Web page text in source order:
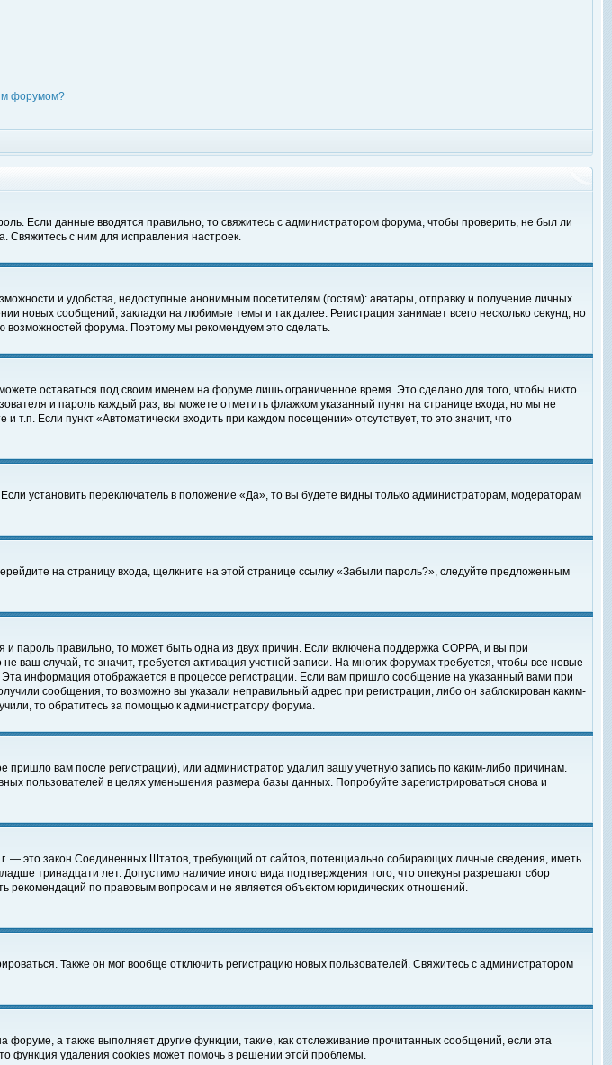
форумом?
Если данные вводятся правильно, то свяжитесь с администратором форума, чтобы проверить, не был ли
Свяжитесь с ним для исправления настроек.
и удобства, недоступные анонимным посетителям (гостям): аватары, отправку и получение личных
новых сообщений, закладки на любимые темы и так далее. Регистрация занимает всего несколько секунд, но
возможностей форума. Поэтому мы рекомендуем это сделать.
оставаться под своим именем на форуме лишь ограниченное время. Это сделано для того, чтобы никто
и пароль каждый раз, вы можете отметить флажком указанный пункт на странице входа, но мы не
Если пункт «Автоматически входить при каждом посещении» отсутствует, то это значит, что
установить переключатель в положение «Да», то вы будете видны только администраторам, модераторам
на страницу входа, щелкните на этой странице ссылку «Забыли пароль?», следуйте предложенным
пароль правильно, то может быть одна из двух причин. Если включена поддержка COPPA, и вы при
ваш случай, то значит, требуется активация учетной записи. На многих форумах требуется, чтобы все новые
информация отображается в процессе регистрации. Если вам пришло сообщение на указанный вами при
сообщения, то возможно вы указали неправильный адрес при регистрации, либо он заблокирован каким-
то обратитесь за помощью к администратору форума.
вам после регистрации), или администратор удалил вашу учетную запись по каким-либо причинам.
пользователей в целях уменьшения размера базы данных. Попробуйте зарегистрироваться снова и
— это закон Соединенных Штатов, требующий от сайтов, потенциально собирающих личные сведения, иметь
тринадцати лет. Допустимо наличие иного вида подтверждения того, что опекуны разрешают сбор
рекомендаций по правовым вопросам и не является объектом юридических отношений.
Также он мог вообще отключить регистрацию новых пользователей. Свяжитесь с администратором
а также выполняет другие функции, такие, как отслеживание прочитанных сообщений, если эта
функция удаления cookies может помочь в решении этой проблемы.